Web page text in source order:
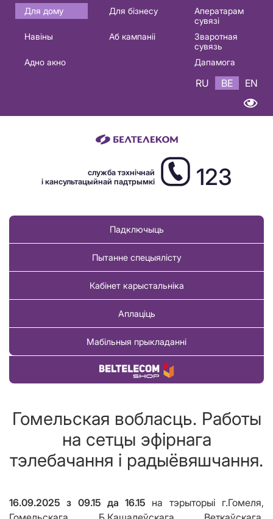
Основная
навигация
Для дому Для бізнесу
Аператарам
сувязі
Навіны
Аб кампаніі
Зваротная
сувязь
Адно акно
Дапамога
RU BE EN
служба тэхнічнай
і кансультацыйнай падтрымкі
123
Падключыць
Пытанне спецыялісту
Кабінет карыстальніка
Аплаціць
Мабільныя прыкладанні
Купіць тавар
Гомельская вобласць. Работы
на сетцы эфірнага
тэлебачання і радыёвяшчання.
16.09.2025з 09.15 да16.15 на тэрыторыі г.Гомеля,